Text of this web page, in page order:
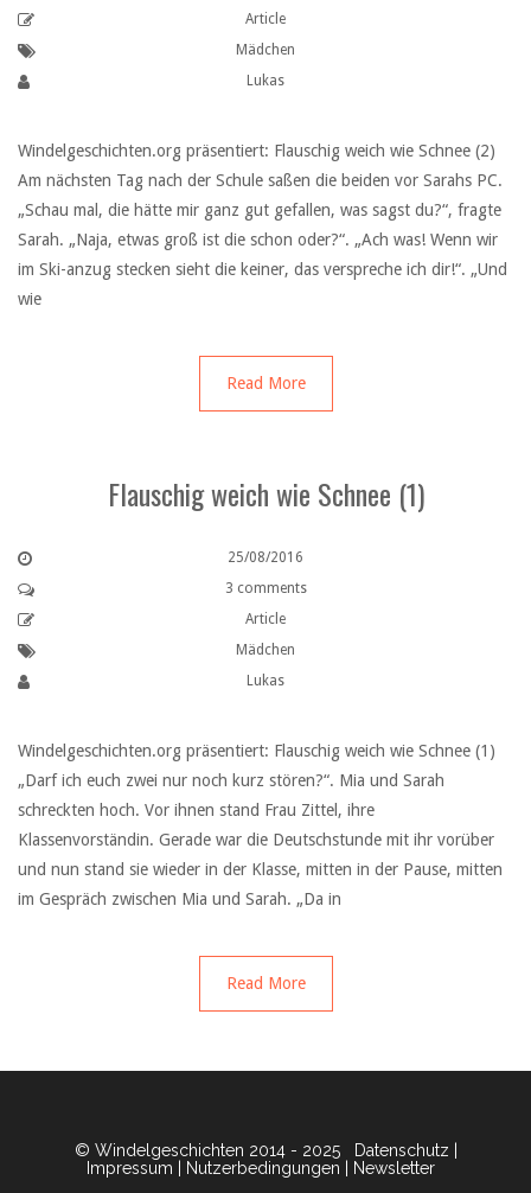
Article
Mädchen
Lukas
Windelgeschichten.org präsentiert: Flauschig weich wie Schnee (2)
Am nächsten Tag nach der Schule saßen die beiden vor Sarahs PC.
„Schau mal, die hätte mir ganz gut gefallen, was sagst du?“, fragte
Sarah. „Naja, etwas groß ist die schon oder?“. „Ach was! Wenn wir
im Ski-anzug stecken sieht die keiner, das verspreche ich dir!“. „Und
wie
Read More
Flauschig weich wie Schnee (1)
25/08/2016
3 comments
Article
Mädchen
Lukas
Windelgeschichten.org präsentiert: Flauschig weich wie Schnee (1)
„Darf ich euch zwei nur noch kurz stören?“. Mia und Sarah
schreckten hoch. Vor ihnen stand Frau Zittel, ihre
Klassenvorständin. Gerade war die Deutschstunde mit ihr vorüber
und nun stand sie wieder in der Klasse, mitten in der Pause, mitten
im Gespräch zwischen Mia und Sarah. „Da in
Read More
© Windelgeschichten 2014 - 2025 Datenschutz
Impressum
Nutzerbedingungen Newsletter